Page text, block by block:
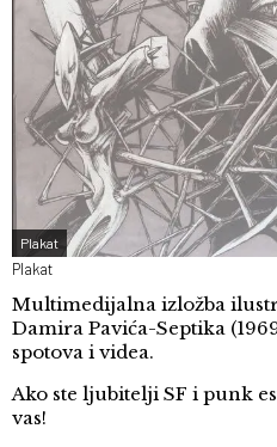
Plakat
Plakat
Multimedijalna izložba
Damira Pavića-Septika
spotova i videa.
Ako ste ljubitelji SF i punk
vas!